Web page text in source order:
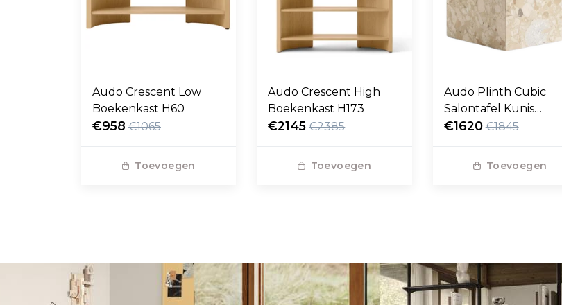
Audo Crescent Low
Boekenkast H60
€958 €1065
Toevoegen
Audo Crescent High
Boekenkast H173
€2145 €2385
Toevoegen
Audo Plinth Cubic
Salontafel Kunis
Breccia marmer 40cm
€1620 €1845
Toevoegen